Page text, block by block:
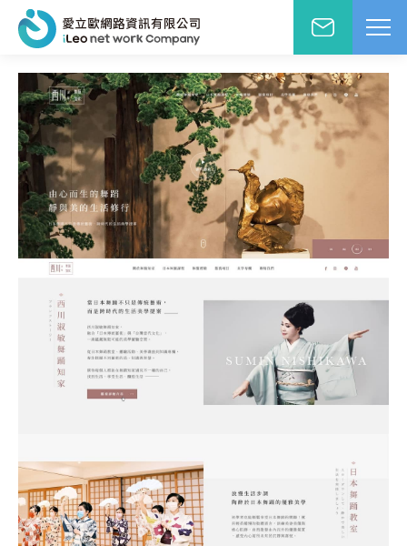
設計報價洽詢
人姓名※
先生 小姐
※
※
名稱
網站設計
網路行銷
小學堂
設計案例
設計報價
與費用兼顧的首選
架站低成本
式銷售頁
高轉單行銷利器
設計服務
版型挑選
網站設計